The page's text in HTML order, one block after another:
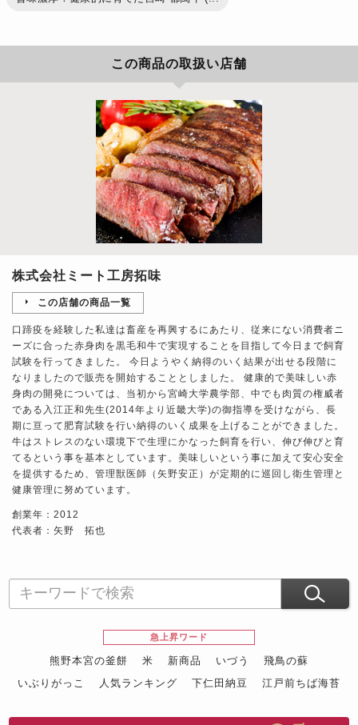
この商品の取扱い店舗
株式会社ミート工房拓味
この店舗の商品一覧
口蹄疫を経験した私達は畜産を再興するにあたり、従来にない消費者ニ
ーズに合った赤身肉を黒毛和牛で実現することを目指して今日まで飼育
試験を行ってきました。 今日ようやく納得のいく結果が出せる段階に
なりましたので販売を開始することとしました。 健康的で美味しい赤
身肉の開発については、当初から宮崎大学農学部、中でも肉質の権威者
である入江正和先生(2014年より近畿大学)の御指導を受けながら、長
期に亘って肥育試験を行い納得のいく成果を上げることができました。
牛はストレスのない環境下で生理にかなった飼育を行い、伸び伸びと育
てるという事を基本としています。美味しいという事に加えて安心安全
を提供するため、管理獣医師（矢野安正）が定期的に巡回し衛生管理と
健康管理に努めています。
創業年：2012
代表者：矢野 拓也
急上昇ワード
熊野本宮の釜餅 米 新商品 いづう
飛鳥の蘇
いぶりがっこ
人気ランキング 下仁田納豆
江戸前ちば海苔